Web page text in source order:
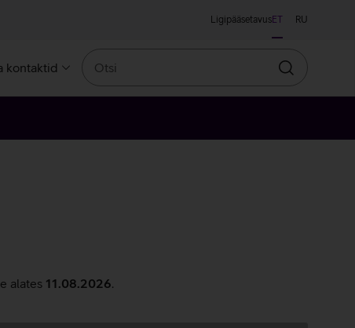
LigipääsetavusET RU
kontaktid
Otsin
alates 11.08.2026